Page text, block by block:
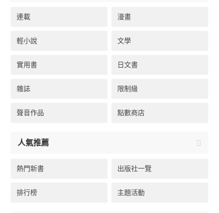
連載 漫畫
輕小說 文學
實用書 日文書
雜誌 限制級
聲音作品 點數商店
人氣推薦
熱門新書 出版社一覽
排行榜 主題活動